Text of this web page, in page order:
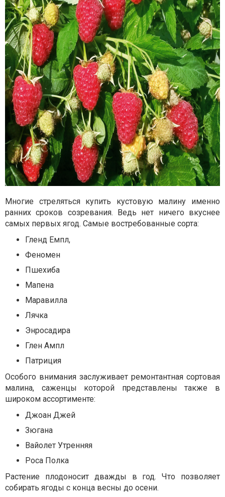
Многие стреляться купить кустовую малину именно
ранних сроков созревания. Ведь нет ничего вкуснее
самых первых ягод. Самые востребованные сорта:
Гленд Емпл,
Феномен
Пшехиба
Мапена
Маравилла
Лячка
Энросадира
Глен Ампл
Патриция
Особого внимания заслуживает ремонтантная сортовая
малина, саженцы которой представлены также в
широком ассортименте:
Джоан Джей
Зюгана
Вайолет Утренняя
Роса Полка
Растение плодоносит дважды в год. Что позволяет
собирать ягоды с конца весны до осени.